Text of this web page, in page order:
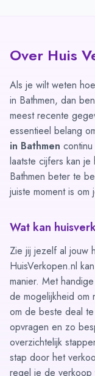
Over Huis
Als je wilt weten
in Bathmen, dan
meest recente
essentieel belang
in Bathmen
laatste cijfers kan
Bathmen beter te
juiste moment is
Wat kan
Zie jij jezelf al jouw
HuisVerkopen.nl
manier. Met
de mogelijkheid om
om de beste deal
opvragen en zo
overzichtelijk
stap door het
regel je de verkoop